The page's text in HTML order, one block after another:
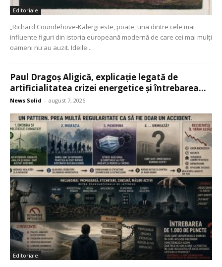
Editoriale
„Richard Coundehove-Kalergi este, poate, una dintre cele mai
influente figuri din istoria europeană modernă de care cei mai mulți
oameni nu au auzit. Ideile...
Paul Dragoș Aligică, explicație legată de
artificialitatea crizei energetice și întrebarea...
News Solid - august 7, 2026
Editoriale